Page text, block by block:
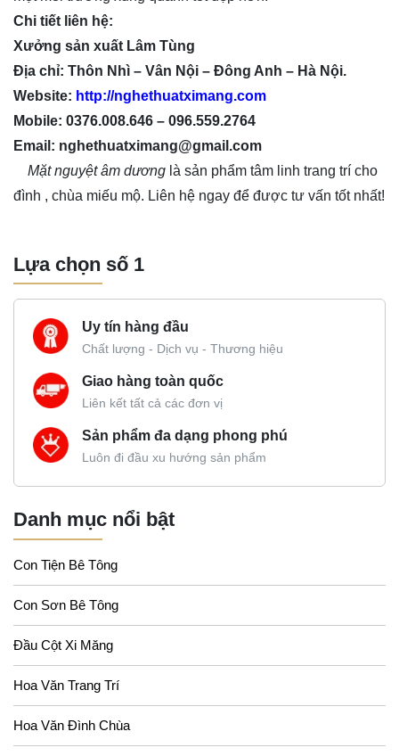
Chi tiết liên hệ:
Xưởng sản xuất Lâm Tùng
Địa chỉ: Thôn Nhì – Vân Nội – Đông Anh – Hà Nội.
Website: http://nghethuatximang.com
Mobile: 0376.008.646 – 096.559.2764
Email: nghethuatximang@gmail.com
Mặt nguyệt âm dương là sản phẩm tâm linh trang trí cho
đình , chùa miếu mộ. Liên hệ ngay để được tư vấn tốt nhất!
Lựa chọn số 1
Uy tín hàng đầu
Chất lượng - Dịch vụ - Thương hiệu
Giao hàng toàn quốc
Liên kết tất cả các đơn vị
Sản phẩm đa dạng phong phú
Luôn đi đầu xu hướng sản phẩm
Danh mục nổi bật
Con Tiện Bê Tông
Con Sơn Bê Tông
Đầu Cột Xi Măng
Hoa Văn Trang Trí
Hoa Văn Đình Chùa